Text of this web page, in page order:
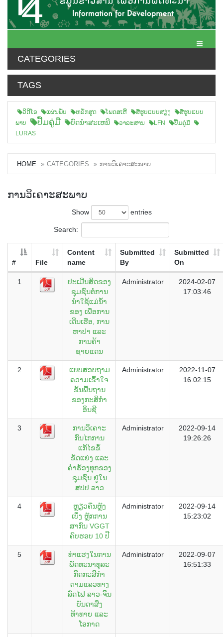
Toggle
CATEGORIES
TAGS
ວິດີໂອ ແຜ່ນພັບ ຫລັກສູດ ໂພດສເຕີ້ ສືຮູບແບບສຽງ
ສື່ຮູບແບບ
ພາບ
ປື້ມຄູ່ມື ບົດນຳສະເຫນີ ວາລະສານ LFN
ປື້ມຄູ່ມື
LURAS
HOME CATEGORIES ການວິເຄາະສະພາບ
ການວິເຄາະສະພາບ
Show entries
Search:
# File
Content
name
Submitted
By
Submitted
On
1
ປະເມີນສິດຂອງ
ຊຸມຊົນຕໍ່ການ
ນໍາໃຊ້ແມ່ນໍ້າ
ຂອງ ເພື່ອການ
ເດີນເຮືອ, ການ
ຫາປາ ແລະ
ການຄ້າ
ຊາຍແດນ
Administrator
2024-02-07
17:03:46
2
ແບບສອບຖາມ
ຄວາມເຂົ້າໃຈ
ຂັ້ນພື້ນຖານ
ຂອງກະສິກຳ
ອິນຊີ
Administrator
2022-11-07
16:02:15
3
ການວິເຄາະ
ກົນໄກການ
ແກ້ໄຂຂໍ້
ຂັດແຍ່ງ ແລະ
ຄຳຮ້ອງທຸກຂອງ
ຊຸມຊົນ ຢູ່ໃນ
ສປປ ລາວ
Administrator
2022-09-14
19:26:26
4
ຫຼຽວຄືນຫຼັງ
ເບິ່ງ ຫຼັກການ
ສາກົນ VGGT
ຄົບຮອບ 10 ປີ
Administrator
2022-09-14
15:23:02
5
ທ່່າແຮງໃນການ
ພັັດທະນາທຸຸລະ
ກິິດກະສິິກຳ
ຕາມແລວທາງ
ລົົດໄຟ ລາວ-ຈີີນ
ບັນດາສິ່ງ
ທ້າທາຍ ແລະ
ໂອກາດ
Administrator
2022-09-07
16:51:33